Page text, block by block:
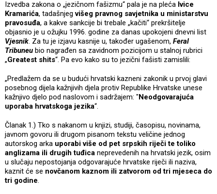
Izvedba zakona o „jezičnom fašizmu“ pala je na pleća Ivice
Kramarića, tadašnjegvišeg pravnog savjetnika u ministarstvu
pravosuđa, a kakve sankcije bi trebale „kačiti“ prekršitelje
objasnio je u ožujku 1996. godine za danas upokojeni dnevni list
Vjesnik. Za tu je izjavu kasnije u, također ugašenom, Feral
Tribuneu bio nagrađen sa zavidnom pozicijom u stalnoj rubrici
„Greatest shits“. Pa evo kako su to jezični fašisti zamislili:
„Predlažem da se u budući hrvatski kazneni zakonik u prvoj glavi
posebnog dijela kažnjivih djela protiv Republike Hrvatske unese
kažnjivo djelo pod naslovom i sadržajem: "Neodgovarajuća
uporaba hrvatskoga jezika“.
Članak 1.) Tko s nakanom u knjizi, studiji, časopisu, novinama,
javnom govoru ili drugom pisanom tekstu veličine jednog
autorskog arka uporabi više od pet srpskih riječi te toliko
anglizama ili drugih tuđica neprevedenih na hrvatski jezik, osim
u slučaju nepostojanja odgovarajuće hrvatske riječi ili naziva,
kaznit će se novčanom kaznom ili zatvorom od tri mjeseca do
tri godine.